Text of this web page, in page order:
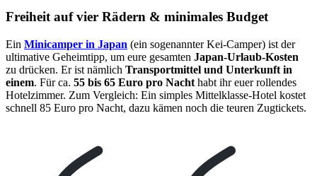
Freiheit auf vier Rädern & minimales Budget
Ein Minicamper in Japan (ein sogenannter Kei-Camper) ist der
ultimative Geheimtipp, um eure gesamten Japan-Urlaub-Kosten
zu drücken. Er ist nämlich Transportmittel und Unterkunft in
einem. Für ca. 55 bis 65 Euro pro Nacht habt ihr euer rollendes
Hotelzimmer. Zum Vergleich: Ein simples Mittelklasse-Hotel kostet
schnell 85 Euro pro Nacht, dazu kämen noch die teuren Zugtickets.